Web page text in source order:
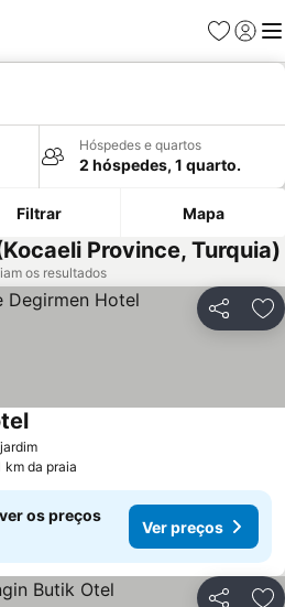
Favoritos
Iniciar
Hóspedes e quartos
2 hóspedes, 1 quarto.
Filtrar Mapa
Province, Turquia)
os resultados
Partilhar
Ver preços
Ver preços
km da praia
os preços
Ver preços